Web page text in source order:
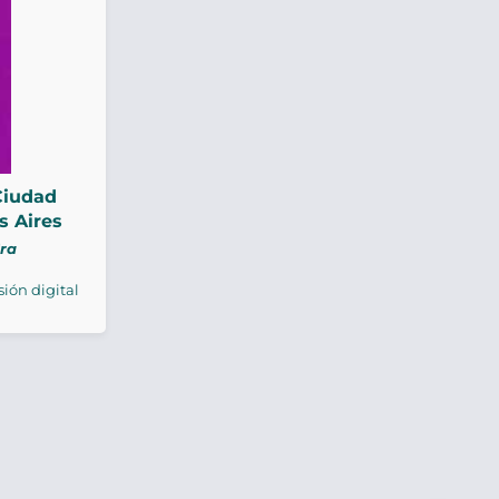
Aires
digital